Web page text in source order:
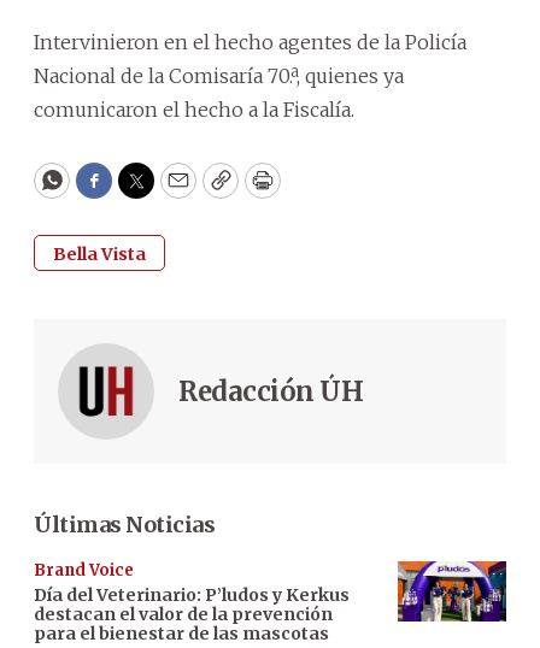
Intervinieron en el hecho agentes de la Policía
Nacional de la Comisaría 70.ª, quienes ya
comunicaron el hecho a la Fiscalía.
WhatsApp
Facebook
Twitter
EmailCopyPrint
Bella Vista
Redacción ÚH
Últimas Noticias
Brand Voice
Día del Veterinario: P’ludos y Kerkus
destacan el valor de la prevención
para el bienestar de las mascotas